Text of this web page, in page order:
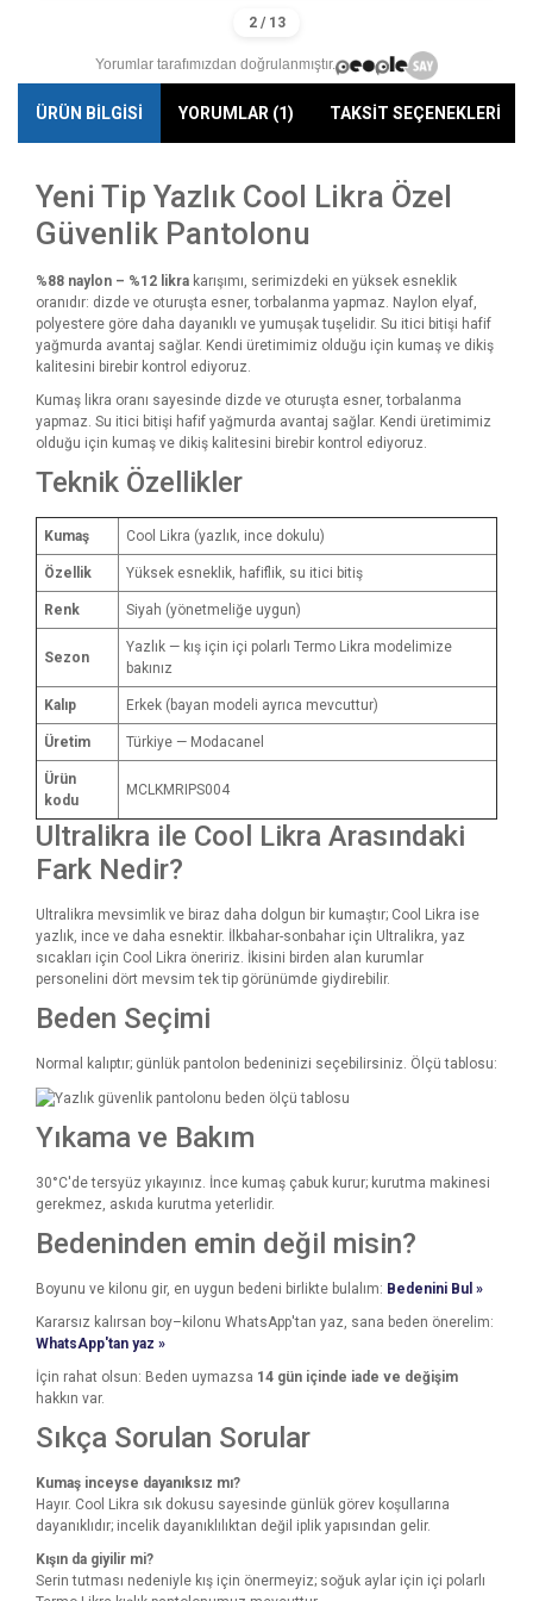
Yorumlar tarafımızdan doğrulanmıştır.
ÜRÜN BİLGİSİ YORUMLAR (1) TAKSİT SEÇENEKLERİ
Yeni Tip Yazlık Cool Likra Özel
Güvenlik Pantolonu
%88 naylon – %12 likra karışımı, serimizdeki en yüksek esneklik
oranıdır: dizde ve oturuşta esner, torbalanma yapmaz. Naylon elyaf,
polyestere göre daha dayanıklı ve yumuşak tuşelidir. Su itici bitişi hafif
yağmurda avantaj sağlar. Kendi üretimimiz olduğu için kumaş ve dikiş
kalitesini birebir kontrol ediyoruz.
Kumaş likra oranı sayesinde dizde ve oturuşta esner, torbalanma
yapmaz. Su itici bitişi hafif yağmurda avantaj sağlar. Kendi üretimimiz
olduğu için kumaş ve dikiş kalitesini birebir kontrol ediyoruz.
Teknik Özellikler
Kumaş Cool Likra (yazlık, ince dokulu)
Özellik Yüksek esneklik, hafiflik, su itici bitiş
Renk Siyah (yönetmeliğe uygun)
Sezon
Yazlık — kış için içi polarlı Termo Likra modelimize
bakınız
Kalıp Erkek (bayan modeli ayrıca mevcuttur)
Üretim Türkiye — Modacanel
Ürün
kodu
MCLKMRIPS004
Ultralikra ile Cool Likra Arasındaki
Fark Nedir?
Ultralikra mevsimlik ve biraz daha dolgun bir kumaştır; Cool Likra ise
yazlık, ince ve daha esnektir. İlkbahar-sonbahar için Ultralikra, yaz
sıcakları için Cool Likra öneririz. İkisini birden alan kurumlar
personelini dört mevsim tek tip görünümde giydirebilir.
Beden Seçimi
Normal kalıptır; günlük pantolon bedeninizi seçebilirsiniz. Ölçü tablosu:
Yıkama ve Bakım
30°C'de tersyüz yıkayınız. İnce kumaş çabuk kurur; kurutma makinesi
gerekmez, askıda kurutma yeterlidir.
Bedeninden emin değil misin?
Boyunu ve kilonu gir, en uygun bedeni birlikte bulalım: Bedenini Bul »
Kararsız kalırsan boy–kilonu WhatsApp'tan yaz, sana beden önerelim:
WhatsApp'tan yaz »
İçin rahat olsun: Beden uymazsa 14 gün içinde iade ve değişim
hakkın var.
Sıkça Sorulan Sorular
Kumaş inceyse dayanıksız mı?
Hayır. Cool Likra sık dokusu sayesinde günlük görev koşullarına
dayanıklıdır; incelik dayanıklılıktan değil iplik yapısından gelir.
Kışın da giyilir mi?
Serin tutması nedeniyle kış için önermeyiz; soğuk aylar için içi polarlı